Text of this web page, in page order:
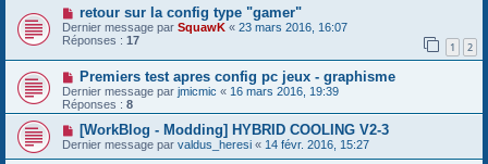
retour sur la config type "gamer"
Dernier message par SquawK « 23 mars 2016, 16:07
Réponses : 17 1 2
Premiers test apres config pc jeux - graphisme
Dernier message par jmicmic « 16 mars 2016, 19:39
Réponses : 8
[WorkBlog - Modding] HYBRID COOLING V2-3
Dernier message par valdus_heresi « 14 févr. 2016, 15:27